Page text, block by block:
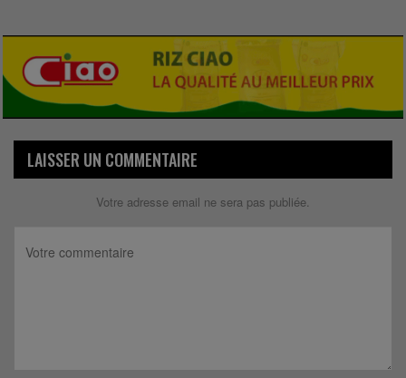
LAISSER UN COMMENTAIRE
Votre adresse email ne sera pas publiée.